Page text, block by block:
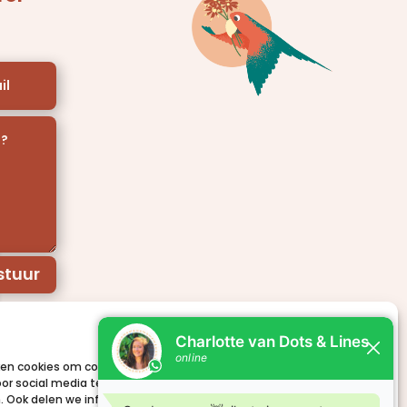
Koekje erbij?
cookies om content en advertenties te personaliseren, om
social media te bieden en om ons websiteverkeer te
Ook delen we informatie over uw gebruik van onze site met onze